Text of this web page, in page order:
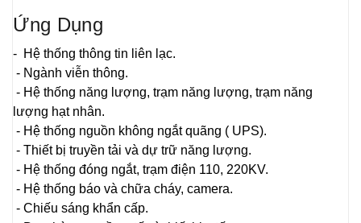
Ứng Dụng
- Hệ thống thông tin liên lạc.
- Ngành viễn thông.
- Hệ thống năng lượng, trạm năng lượng, trạm năng
lượng hạt nhân.
- Hệ thống nguồn không ngắt quãng ( UPS).
- Thiết bị truyền tải và dự trữ năng lượng.
- Hệ thống đóng ngắt, trạm điện 110, 220KV.
- Hệ thống báo và chữa cháy, camera.
- Chiếu sáng khẩn cấp.